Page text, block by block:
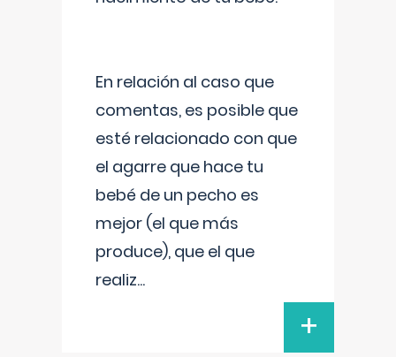
En relación al caso que
comentas, es posible que
esté relacionado con que
el agarre que hace tu
bebé de un pecho es
mejor (el que más
produce), que el que
realiz...
+